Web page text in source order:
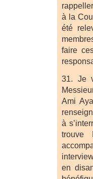
à la
été
faire
31. Je
Ami
à
trouve
en